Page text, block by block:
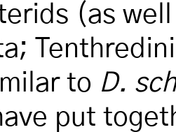
(as
to D.
put